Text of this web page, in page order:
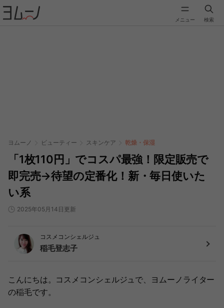
メニュー 検索
ヨムーノ ビューティー スキンケア 乾燥・保湿
「1枚110円」でコスパ最強！限定販売で
即完売→待望の定番化！新・毎日使いた
い系
2025年05月14日更新
コスメコンシェルジュ
稲毛登志子
こんにちは。コスメコンシェルジュで、ヨムーノライター
の稲毛です。